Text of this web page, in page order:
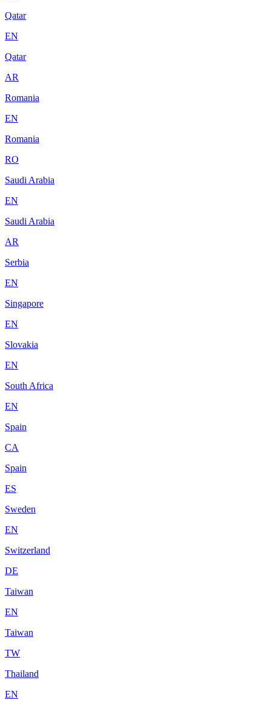
Qatar
EN
Qatar
AR
Romania
EN
Romania
RO
Saudi Arabia
EN
Saudi Arabia
AR
Serbia
EN
Singapore
EN
Slovakia
EN
South Africa
EN
Spain
CA
Spain
ES
Sweden
EN
Switzerland
DE
Taiwan
EN
Taiwan
TW
Thailand
EN